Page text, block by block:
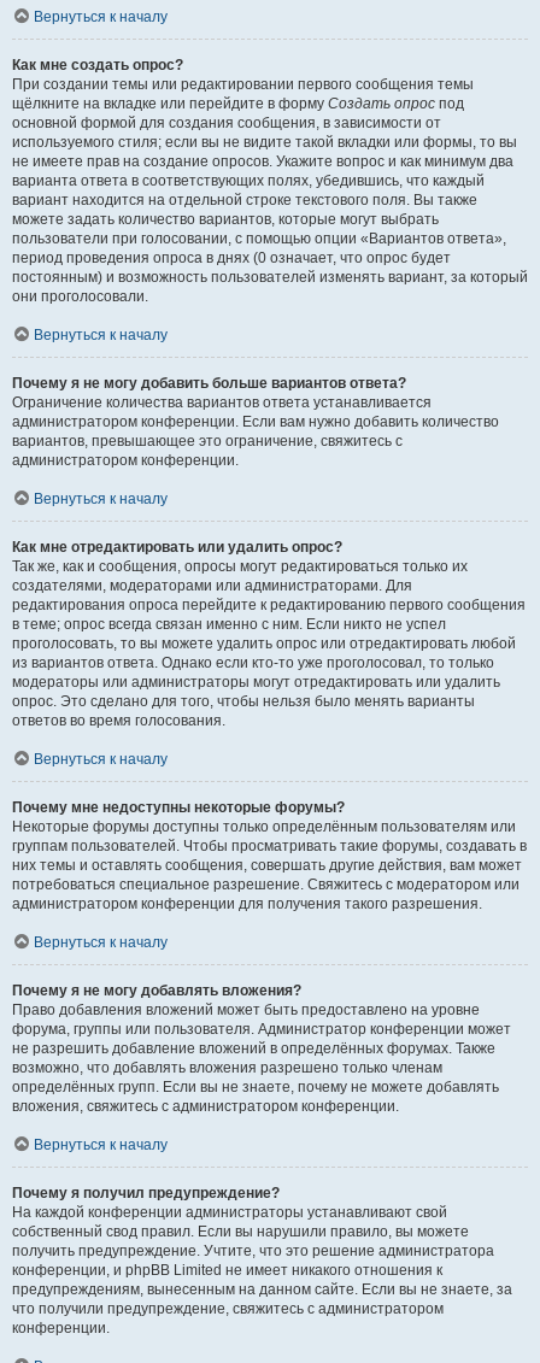
Вернуться к началу
Как мне создать опрос?
При создании темы или редактировании первого сообщения темы
щёлкните на вкладке или перейдите в форму Создать опрос под
основной формой для создания сообщения, в зависимости от
используемого стиля; если вы не видите такой вкладки или формы, то вы
не имеете прав на создание опросов. Укажите вопрос и как минимум два
варианта ответа в соответствующих полях, убедившись, что каждый
вариант находится на отдельной строке текстового поля. Вы также
можете задать количество вариантов, которые могут выбрать
пользователи при голосовании, с помощью опции «Вариантов ответа»,
период проведения опроса в днях (0 означает, что опрос будет
постоянным) и возможность пользователей изменять вариант, за который
они проголосовали.
Вернуться к началу
Почему я не могу добавить больше вариантов ответа?
Ограничение количества вариантов ответа устанавливается
администратором конференции. Если вам нужно добавить количество
вариантов, превышающее это ограничение, свяжитесь с
администратором конференции.
Вернуться к началу
Как мне отредактировать или удалить опрос?
Так же, как и сообщения, опросы могут редактироваться только их
создателями, модераторами или администраторами. Для
редактирования опроса перейдите к редактированию первого сообщения
в теме; опрос всегда связан именно с ним. Если никто не успел
проголосовать, то вы можете удалить опрос или отредактировать любой
из вариантов ответа. Однако если кто-то уже проголосовал, то только
модераторы или администраторы могут отредактировать или удалить
опрос. Это сделано для того, чтобы нельзя было менять варианты
ответов во время голосования.
Вернуться к началу
Почему мне недоступны некоторые форумы?
Некоторые форумы доступны только определённым пользователям или
группам пользователей. Чтобы просматривать такие форумы, создавать в
них темы и оставлять сообщения, совершать другие действия, вам может
потребоваться специальное разрешение. Свяжитесь с модератором или
администратором конференции для получения такого разрешения.
Вернуться к началу
Почему я не могу добавлять вложения?
Право добавления вложений может быть предоставлено на уровне
форума, группы или пользователя. Администратор конференции может
не разрешить добавление вложений в определённых форумах. Также
возможно, что добавлять вложения разрешено только членам
определённых групп. Если вы не знаете, почему не можете добавлять
вложения, свяжитесь с администратором конференции.
Вернуться к началу
Почему я получил предупреждение?
На каждой конференции администраторы устанавливают свой
собственный свод правил. Если вы нарушили правило, вы можете
получить предупреждение. Учтите, что это решение администратора
конференции, и phpBB Limited не имеет никакого отношения к
предупреждениям, вынесенным на данном сайте. Если вы не знаете, за
что получили предупреждение, свяжитесь с администратором
конференции.